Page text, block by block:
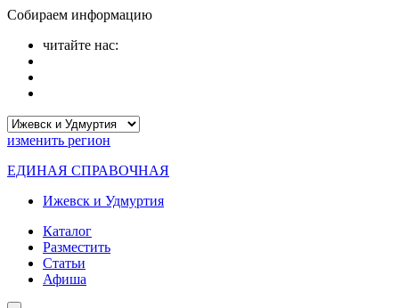
Собираем информацию
читайте нас:
изменить регион
ЕДИНАЯ СПРАВОЧНАЯ
Ижевск и Удмуртия
Каталог
Разместить
Статьи
Афиша